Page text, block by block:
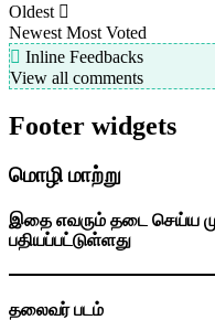
Oldest
Newest Most Voted
Inline Feedbacks
View all comments
Footer widgets
மொழி மாற்று
இதை எவரும் தடை செய்ய
பதியப்பட்டுள்ளது
தலைவர் படம்